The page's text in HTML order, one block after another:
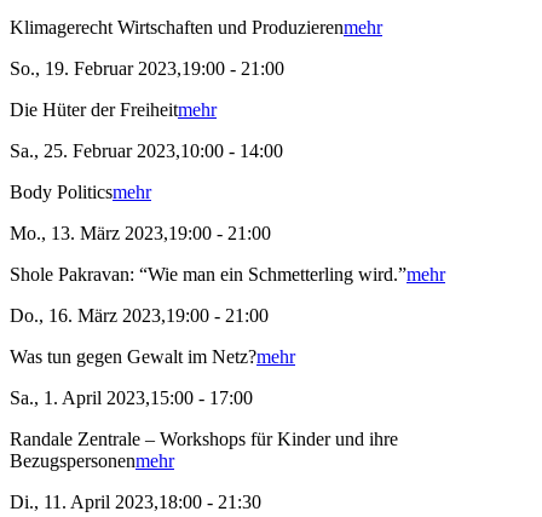
Klimagerecht Wirtschaften und Produzierenmehr
So., 19. Februar 2023,19:00 - 21:00
Die Hüter der Freiheitmehr
Sa., 25. Februar 2023,10:00 - 14:00
Body Politicsmehr
Mo., 13. März 2023,19:00 - 21:00
Shole Pakravan: “Wie man ein Schmetterling wird.”mehr
Do., 16. März 2023,19:00 - 21:00
Was tun gegen Gewalt im Netz?mehr
Sa., 1. April 2023,15:00 - 17:00
Randale Zentrale – Workshops für Kinder und ihre
Bezugspersonenmehr
Di., 11. April 2023,18:00 - 21:30